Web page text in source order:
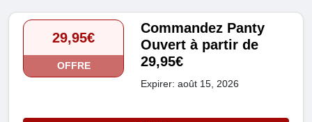
29,95€
OFFRE
Commandez Panty
Ouvert à partir de
29,95€
Expirer: août 15, 2026